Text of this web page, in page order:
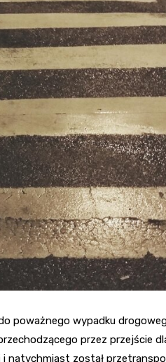
poważnego wypadku
przez przejście
i natychmiast został